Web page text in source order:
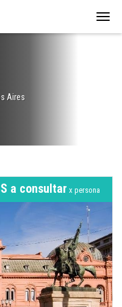
Aires
a consultar x persona